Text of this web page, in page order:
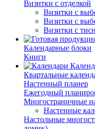
Визитки с отделкой
Визитки с
Визитки с
Визитки с
Календарные блоки
Книги
Квартальные
Настенный планер
Ежегодный
Многостраничные
Настенные
Настольные